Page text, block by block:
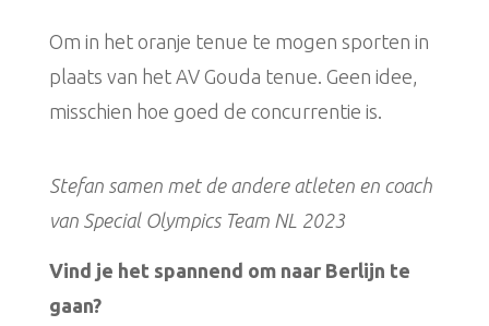
Om in het oranje tenue te mogen sporten in
plaats van het AV Gouda tenue. Geen idee,
misschien hoe goed de concurrentie is.
Stefan samen met de andere atleten en coach
van Special Olympics Team NL 2023
Vind je het spannend om naar Berlijn te
gaan?